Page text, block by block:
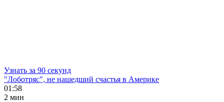
Узнать за 90 секунд
"Лоботряс", не нашедший счастья в Америке
01:58
2 мин